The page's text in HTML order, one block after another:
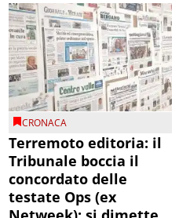
CRONACA
Terremoto editoria: il
Tribunale boccia il
concordato delle
testate Ops (ex